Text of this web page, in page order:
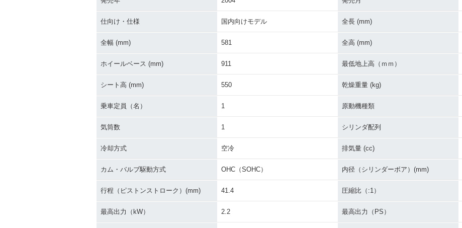
仕向け・仕様 国内向けモデル 全長 (mm)
全幅 (mm) 581 全高 (mm)
ホイールベース (mm) 911 最低地上高（ｍｍ）
シート高 (mm) 550 乾燥重量 (kg)
乗車定員（名） 1 原動機種類
気筒数 1 シリンダ配列
冷却方式 空冷 排気量 (cc)
カム・バルブ駆動方式 OHC（SOHC） 内径（シリンダーボア）(mm)
行程（ピストンストローク）(mm) 41.4 圧縮比（:1）
最高出力（kW） 2.2 最高出力（PS）